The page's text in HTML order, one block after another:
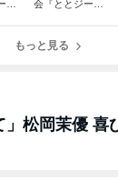
会『ととジー
〜メインディッ
もっと見る
」松岡茉優 喜